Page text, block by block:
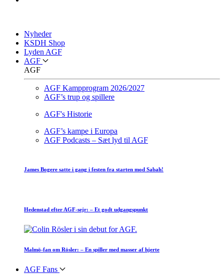
Nyheder
KSDH Shop
Lyden AGF
AGF
AGF
AGF Kampprogram 2026/2027
AGF’s trup og spillere
AGF's Historie
AGF’s kampe i Europa
AGF Podcasts – Sæt lyd til AGF
James Bogere satte i gang i festen fra starten mod Sabah!
Hedenstad efter AGF-sejr: – Et godt udgangspunkt
Malmö-fan om Rösler: – En spiller med masser af hjerte
AGF Fans